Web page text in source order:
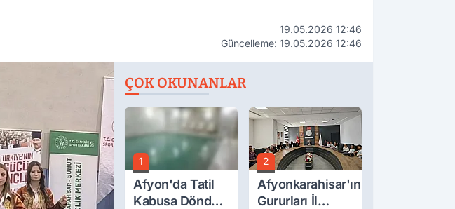
19.05.2026 12:46
Güncelleme: 19.05.2026 12:46
ÇOK OKUNANLAR
1
Afyon'da Tatil
Kabusa Döndü,
2
Afyonkarahisar'ın
Gururları İl